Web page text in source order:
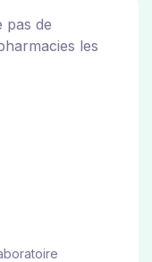
pas de
les